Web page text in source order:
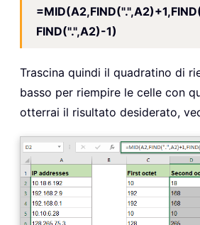
FIND(".",A2)-1)
Trascina quindi il quadratino di
basso per riempire le celle con
otterrai il risultato desiderato,